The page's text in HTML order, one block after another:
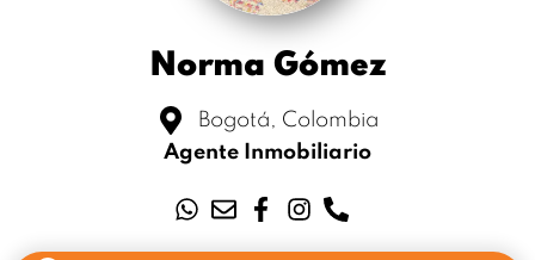
Norma Gómez
Bogotá, Colombia
Agente Inmobiliario